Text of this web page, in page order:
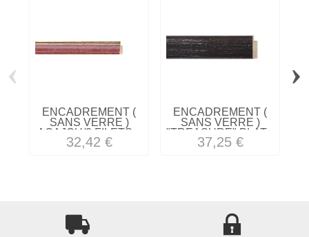
ENCADREMENT (
SANS VERRE )
ACAJOU/2 FILETS...
32,42 €
ENCADREMENT (
SANS VERRE )
"TREASURE" PLAT...
37,25 €
‹ ›